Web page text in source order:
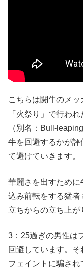
こちらは闘牛のメ
「火祭り」で行わ
（別名：Bull-
牛を回避するかが
て避けていきます。
華麗さを出すため
込み前転をする猛
立ちからの立ち上が
3：25過ぎの男性は
回避しています。
フェイントに騙さ